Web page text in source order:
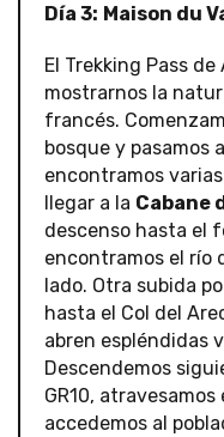
Día 3: Maison du
El Trekking Pass
mostrarnos la
francés.
bosque y pasamos
encontramos
llegar a la Cabane
descenso hasta el
encontramos el río
lado. Otra subida
hasta el Col del
abren espléndidas
Descendemos
GR10,
accedemos al